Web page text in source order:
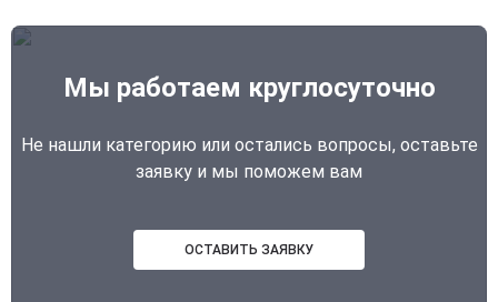
Мы работаем круглосуточно
Не нашли категорию или остались вопросы, оставьте
заявку и мы поможем вам
ОСТАВИТЬ ЗАЯВКУ